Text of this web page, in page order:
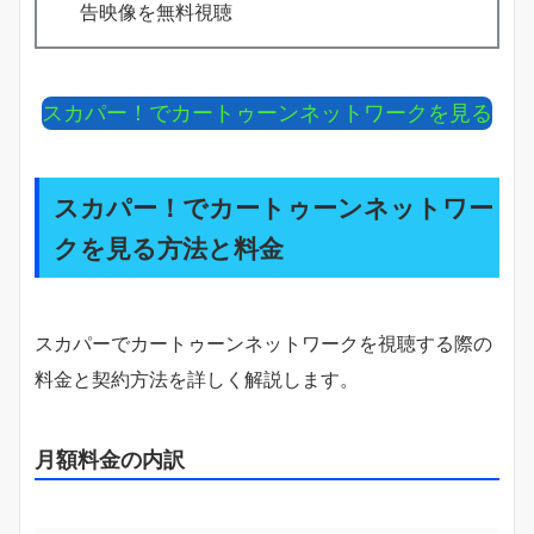
告映像を無料視聴
スカパー！でカートゥーンネットワークを見る
スカパー！でカートゥーンネットワー
クを見る方法と料金
スカパーでカートゥーンネットワークを視聴する際の
料金と契約方法を詳しく解説します。
月額料金の内訳